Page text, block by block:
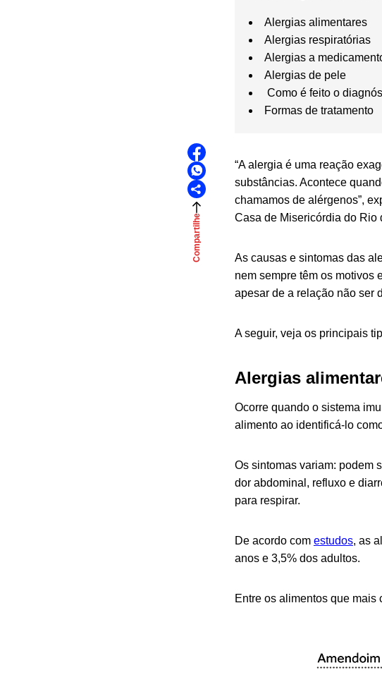
Compartilhe
Alergias alimentares
Alergias respiratórias
Alergias a
Alergias de pele
Como é feito o
Formas de tratamento
“A alergia é uma reação
substâncias. Acontece
chamamos de alérgenos”,
Casa de Misericórdia do Rio
As causas e sintomas das
nem sempre têm os motivos
apesar de a relação não ser
A seguir, veja os principais
Alergias
Ocorre quando o sistema
alimento ao identificá-lo
Os sintomas variam: podem
dor abdominal, refluxo e
para respirar.
De acordo com estudos, as
anos e 3,5% dos adultos.
Entre os alimentos que mais